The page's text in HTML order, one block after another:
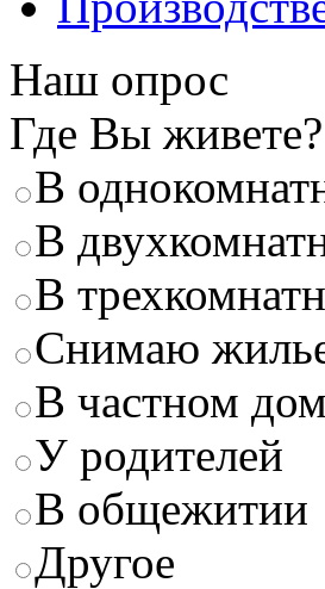
Наш опрос
Где Вы живете?
В
В
В
Снимаю
В частном
У родителей
В общежитии
Другое